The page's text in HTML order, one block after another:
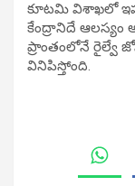
కూటమి విశాఖలో
కేంద్రానిదే ఆలస్యం
ప్రాంతంలోనే రైల్వే
వినిపిస్తోంది.